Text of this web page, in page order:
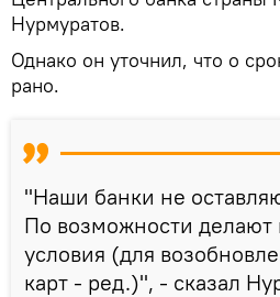
Нурмуратов.
Однако он уточнил, что о
рано.
"Наши банки не
По возможности делают
условия (для
карт - ред.)", - сказал